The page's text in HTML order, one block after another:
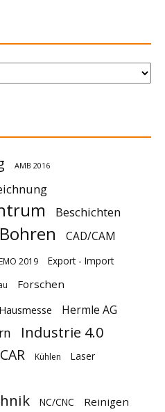
AMB 2016
Beschichten
Bohren CAD/CAM
EMO 2019 Export - Import
Forschen
Hausmesse Hermle AG
Industrie 4.0
Kühlen
Laser
NC/CNC Reinigen